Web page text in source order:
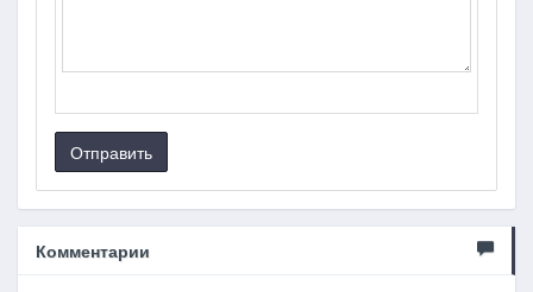
Отправить
Комментарии